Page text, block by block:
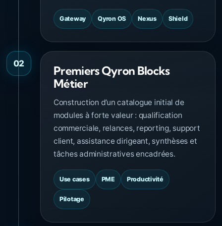
Gateway Qyron OS Nexus Shield
02
Premiers Qyron Blocks
Métier
Construction d’un catalogue initial de
modules à forte valeur : qualification
commerciale, relances, reporting, support
client, assistance dirigeant, synthèses et
tâches administratives encadrées.
Use cases PME Productivité
Pilotage